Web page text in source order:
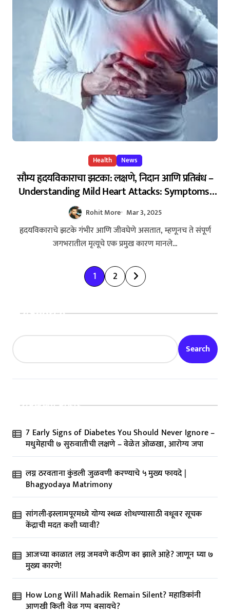
Health News
सौम्य हृदयविकाराचा झटका: लक्षणे, निदान आणि प्रतिबंध –
Understanding Mild Heart Attacks: Symptoms,
Diagnosis, and Prevention
Rohit More Mar 3, 2025
हृदयविकाराचे झटके गंभीर आणि जीवघेणे असतात, म्हणूनच ते संपूर्ण
जगभरातील मृत्यूचे एक प्रमुख कारण मानले...
P
o
s
s
p
a
i
n
a
t
i
o
n
1 2
Search
Search
Recent Posts
7 Early Signs of Diabetes You Should Never Ignore –
मधुमेहाची ७ सुरुवातीची लक्षणे – वेळेत ओळखा, आरोग्य जपा
लग्न ठरवताना कुंडली जुळवणी करण्याचे ५ मुख्य फायदे |
Bhagyodaya Matrimony
सांगली-इस्लामपूरमध्ये योग्य स्थळ शोधण्यासाठी वधूवर सूचक
केंद्राची मदत कशी घ्यावी?
आजच्या काळात लग्न जमवणे कठीण का झाले आहे? जाणून घ्या ७
मुख्य कारणे!
How Long Will Mahadik Remain Silent? महाडिकांनी
आणखी किती वेळ गप्प बसायचे?